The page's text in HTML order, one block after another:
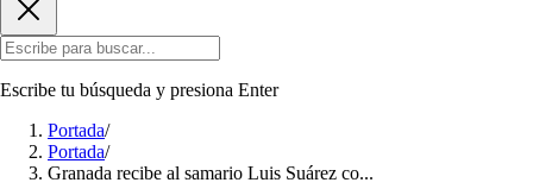
Escribe tu búsqueda y presiona Enter
Portada/
Portada/
Granada recibe al samario Luis Suárez co...